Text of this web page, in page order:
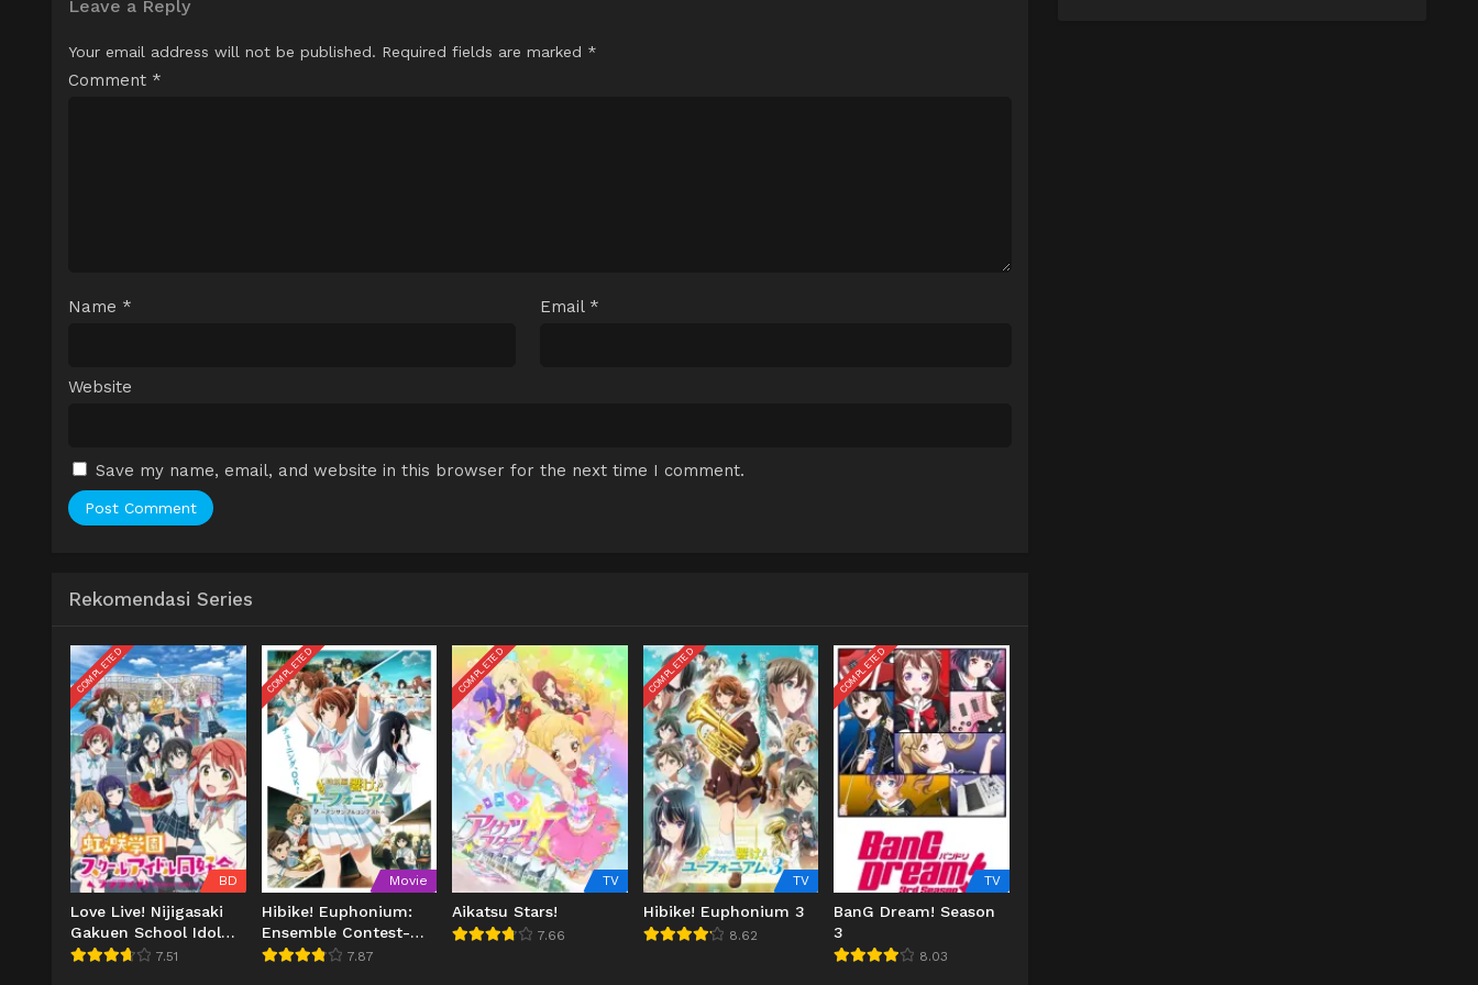
Leave a Reply
Your email address will not be published. Required fields are marked *
Comment *
Name * Email *
Website
Save my name, email, and website in this browser for the next time I comment.
Rekomendasi Series
COMPLETED
BD
Love Live! Nijigasaki
Gakuen School Idol
Doukoukai 7.51
COMPLETED
Movie
Hibike! Euphonium:
Ensemble Contest-
hen
7.87
COMPLETED
TV
Aikatsu Stars!
7.66
COMPLETED
TV
Hibike! Euphonium 3
8.62
COMPLETED
TV
BanG Dream! Season
3
8.03